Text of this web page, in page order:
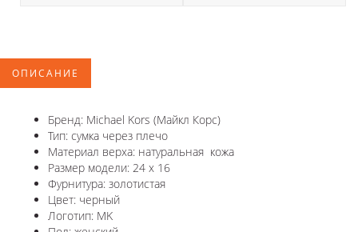
ОПИСАНИЕ
Бренд: Michael Kors (Майкл Корс)
Тип: сумка через плечо
Материал верха: натуральная кожа
Размер модели: 24 x 16
Фурнитура: золотистая
Цвет: черный
Логотип: MK